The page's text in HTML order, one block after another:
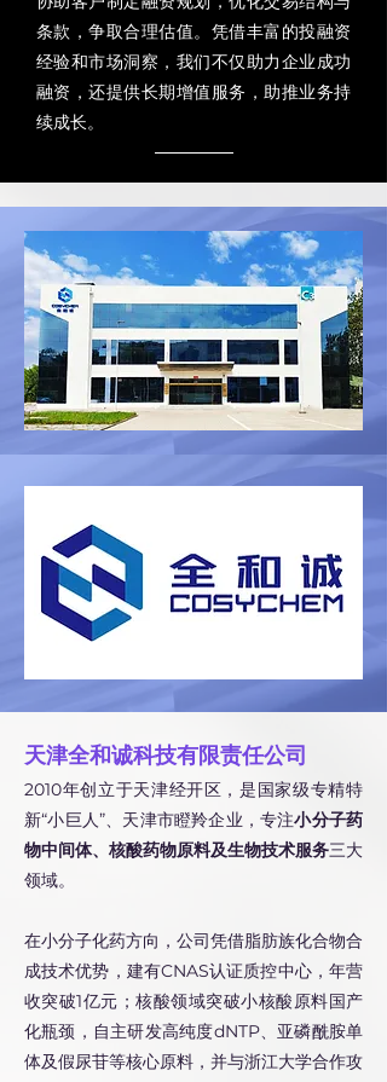
条款，争取合理估值。凭借丰富的投融资
经验和市场洞察，我们不仅助力企业成功
融资，还提供长期增值服务，助推业务持
续成长。
天津全和诚科技有限责任公司
2010年创立于天津经开区，是国家级专精特
新“小巨人”、天津市瞪羚企业，专注小分子药
物中间体、核酸药物原料及生物技术服务三大
领域。
在小分子化药方向，公司凭借脂肪族化合物合
成技术优势，建有CNAS认证质控中心，年营
收突破1亿元；核酸领域突破小核酸原料国产
化瓶颈，自主研发高纯度dNTP、亚磷酰胺单
体及假尿苷等核心原料，并与浙江大学合作攻